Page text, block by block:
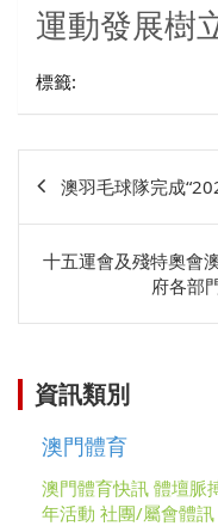
運動發展樹
標籤:
章
澳羽毛球隊完成
十五運會及殘特奧會
府各部
資訊類別
澳門體育
澳門體育快訊 體壇脈
年活動 社團/屬會體訊